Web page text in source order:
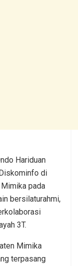
Hariduan
di
pada
bersilaturahmi,
3T.
Mimika
terpasang